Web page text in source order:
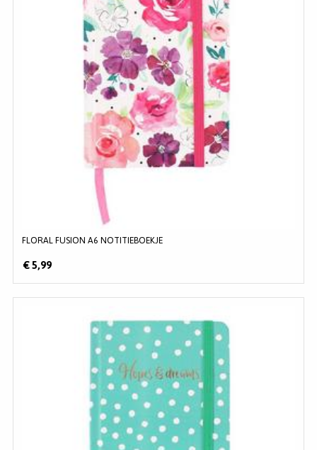
FLORAL FUSION A6 NOTITIEBOEKJE
€ 5,99